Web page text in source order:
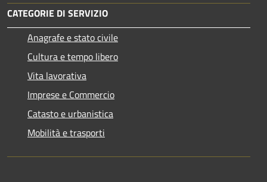
CATEGORIE DI SERVIZIO
Anagrafe e stato civile
Cultura e tempo libero
Vita lavorativa
Imprese e Commercio
Catasto e urbanistica
Mobilità e trasporti